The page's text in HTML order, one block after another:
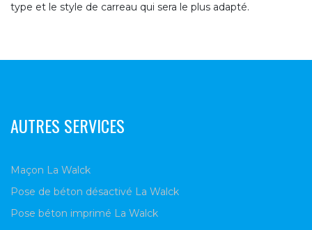
type et le style de carreau qui sera le plus adapté.
AUTRES SERVICES
Maçon La Walck
Pose de béton désactivé La Walck
Pose béton imprimé La Walck